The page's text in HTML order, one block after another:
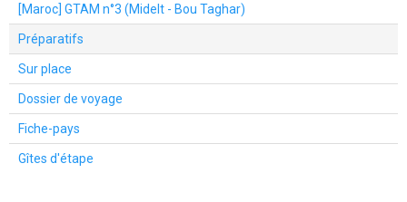
[Maroc] GTAM n°3 (Midelt - Bou Taghar)
Préparatifs
Sur place
Dossier de voyage
Fiche-pays
Gîtes d'étape